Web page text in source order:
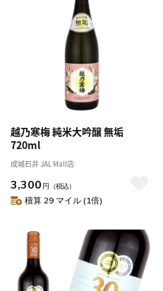
越乃寒梅 純米大吟醸 無垢
720ml
成城石井 JAL Mall店
3,300 円 （税込）
積算 29 マイル (1倍)